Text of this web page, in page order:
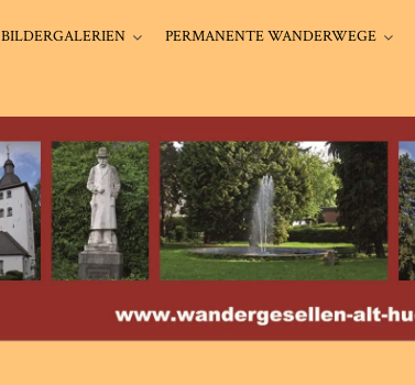
BILDERGALERIEN PERMANENTE WANDERWEGE